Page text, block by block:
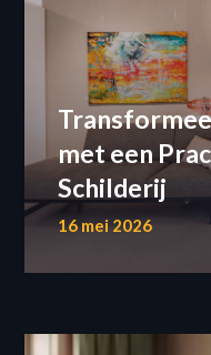
met een
Schilderij
16 mei 2026